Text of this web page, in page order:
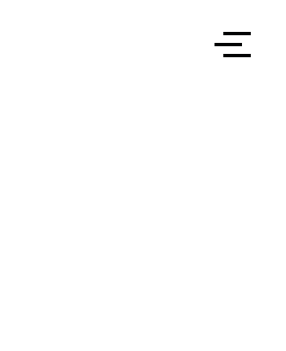
herramientas